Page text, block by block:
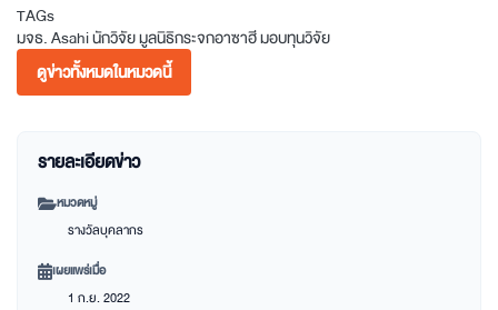
TAGs
มจธ.Asahiนักวิจัยมูลนิธิกระจกอาซาฮีมอบทุนวิจัย
ดูข่าวทั้งหมดในหมวดนี้
รายละเอียดข่าว
หมวดหมู่
รางวัลบุคลากร
เผยแพร่เมื่อ
1 ก.ย. 2022